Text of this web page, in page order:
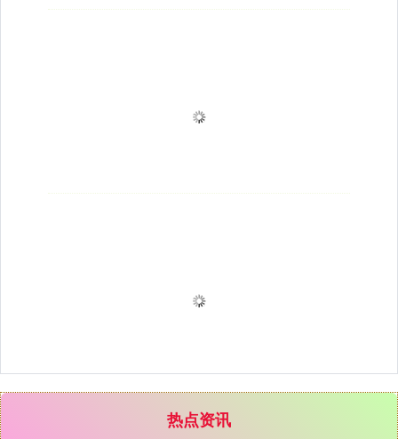
热点资讯